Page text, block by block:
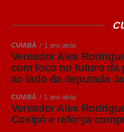
cervejas Lager utilizam
temperaturas mais baixas,
como baixa fermentação,
normalmente mais leves,
equilibrado.
Já as cervejas Ale
fermentação, realizada
CUIABÁ 1 ano atrás
Vereador Alex
com foco no futuro da
ao lado da deputada
CUIABÁ 1 ano atrás
Vereador Alex
Coxipó e reforça